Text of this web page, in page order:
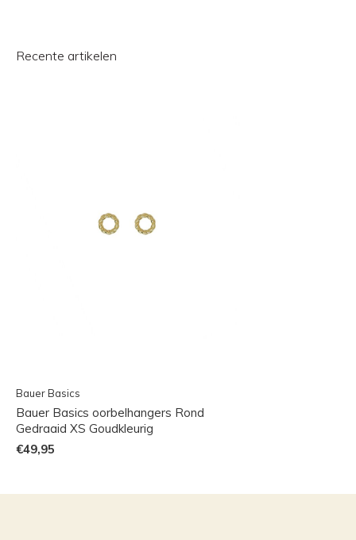
Recente artikelen
Bauer Basics
Bauer Basics oorbelhangers Rond
Gedraaid XS Goudkleurig
€49,95